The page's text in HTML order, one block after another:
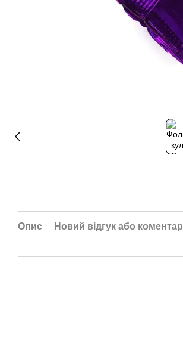
Опис Новий відгук або коментар